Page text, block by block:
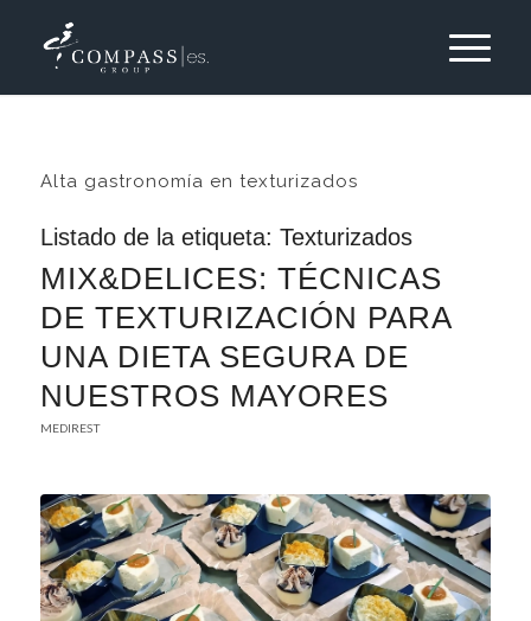
Alta gastronomía en texturizados
Listado de la etiqueta: Texturizados
MIX&DELICES: TÉCNICAS
DE TEXTURIZACIÓN PARA
UNA DIETA SEGURA DE
NUESTROS MAYORES
MEDIREST